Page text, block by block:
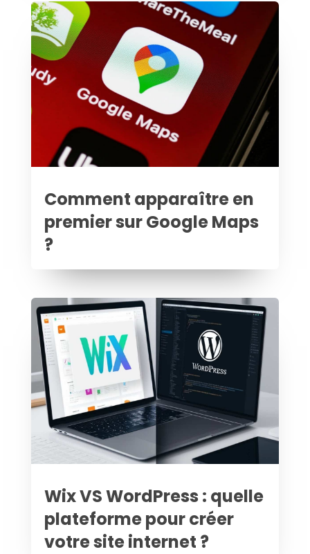
Comment apparaître en
premier sur Google Maps
?
Wix VS WordPress : quelle
plateforme pour créer
votre site internet ?